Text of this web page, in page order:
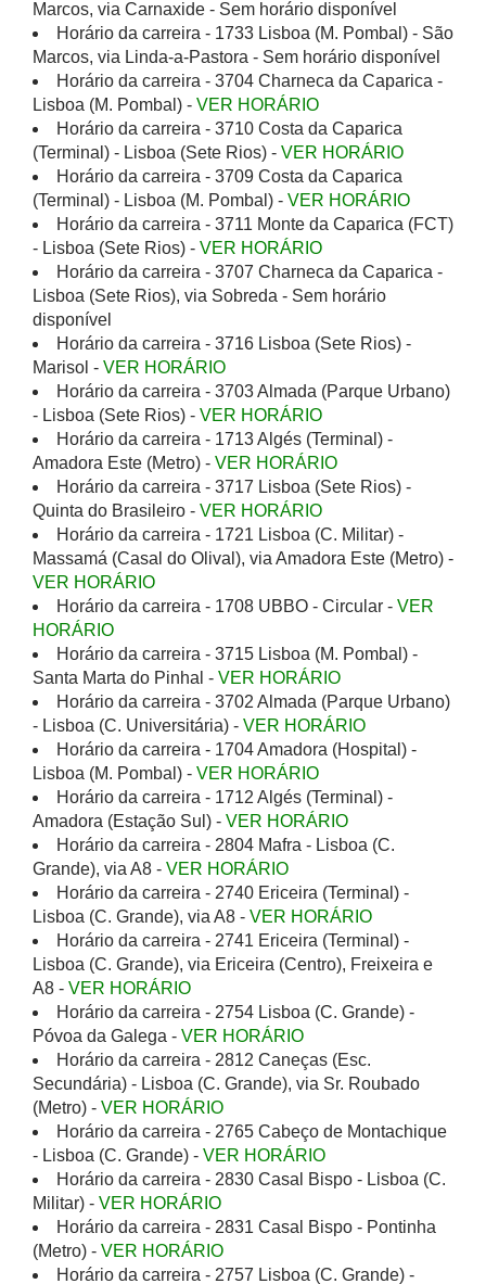
Marcos, via Carnaxide - Sem horário disponível
Horário da carreira - 1733 Lisboa (M. Pombal) - São
Marcos, via Linda-a-Pastora - Sem horário disponível
Horário da carreira - 3704 Charneca da Caparica -
Lisboa (M. Pombal) - VER HORÁRIO
Horário da carreira - 3710 Costa da Caparica
(Terminal) - Lisboa (Sete Rios) - VER HORÁRIO
Horário da carreira - 3709 Costa da Caparica
(Terminal) - Lisboa (M. Pombal) - VER HORÁRIO
Horário da carreira - 3711 Monte da Caparica (FCT)
- Lisboa (Sete Rios) - VER HORÁRIO
Horário da carreira - 3707 Charneca da Caparica -
Lisboa (Sete Rios), via Sobreda - Sem horário
disponível
Horário da carreira - 3716 Lisboa (Sete Rios) -
Marisol - VER HORÁRIO
Horário da carreira - 3703 Almada (Parque Urbano)
- Lisboa (Sete Rios) - VER HORÁRIO
Horário da carreira - 1713 Algés (Terminal) -
Amadora Este (Metro) - VER HORÁRIO
Horário da carreira - 3717 Lisboa (Sete Rios) -
Quinta do Brasileiro - VER HORÁRIO
Horário da carreira - 1721 Lisboa (C. Militar) -
Massamá (Casal do Olival), via Amadora Este (Metro) -
VER HORÁRIO
Horário da carreira - 1708 UBBO - Circular - VER
HORÁRIO
Horário da carreira - 3715 Lisboa (M. Pombal) -
Santa Marta do Pinhal - VER HORÁRIO
Horário da carreira - 3702 Almada (Parque Urbano)
- Lisboa (C. Universitária) - VER HORÁRIO
Horário da carreira - 1704 Amadora (Hospital) -
Lisboa (M. Pombal) - VER HORÁRIO
Horário da carreira - 1712 Algés (Terminal) -
Amadora (Estação Sul) - VER HORÁRIO
Horário da carreira - 2804 Mafra - Lisboa (C.
Grande), via A8 - VER HORÁRIO
Horário da carreira - 2740 Ericeira (Terminal) -
Lisboa (C. Grande), via A8 - VER HORÁRIO
Horário da carreira - 2741 Ericeira (Terminal) -
Lisboa (C. Grande), via Ericeira (Centro), Freixeira e
A8 - VER HORÁRIO
Horário da carreira - 2754 Lisboa (C. Grande) -
Póvoa da Galega - VER HORÁRIO
Horário da carreira - 2812 Caneças (Esc.
Secundária) - Lisboa (C. Grande), via Sr. Roubado
(Metro) - VER HORÁRIO
Horário da carreira - 2765 Cabeço de Montachique
- Lisboa (C. Grande) - VER HORÁRIO
Horário da carreira - 2830 Casal Bispo - Lisboa (C.
Militar) - VER HORÁRIO
Horário da carreira - 2831 Casal Bispo - Pontinha
(Metro) - VER HORÁRIO
Horário da carreira - 2757 Lisboa (C. Grande) -